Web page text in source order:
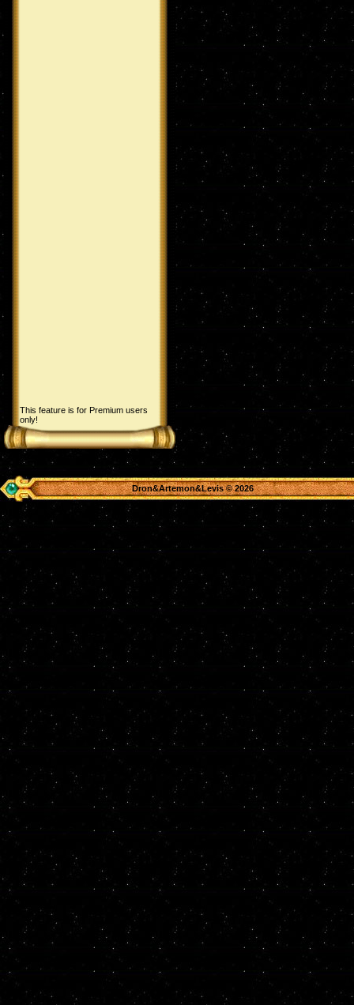
This feature is for Premium users
only!
Dron&Artemon&Levis © 2026